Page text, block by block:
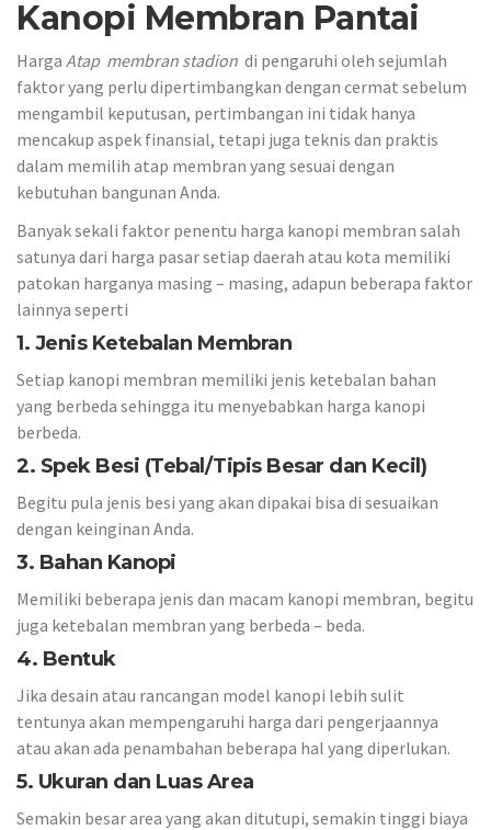
Kanopi Membran Pantai
Harga Atap membran stadion di pengaruhi oleh sejumlah
faktor yang perlu dipertimbangkan dengan cermat sebelum
mengambil keputusan, pertimbangan ini tidak hanya
mencakup aspek finansial, tetapi juga teknis dan praktis
dalam memilih atap membran yang sesuai dengan
kebutuhan bangunan Anda.
Banyak sekali faktor penentu harga kanopi membran salah
satunya dari harga pasar setiap daerah atau kota memiliki
patokan harganya masing – masing, adapun beberapa faktor
lainnya seperti
1. Jenis Ketebalan Membran
Setiap kanopi membran memiliki jenis ketebalan bahan
yang berbeda sehingga itu menyebabkan harga kanopi
berbeda.
2. Spek Besi (Tebal/Tipis Besar dan Kecil)
Begitu pula jenis besi yang akan dipakai bisa di sesuaikan
dengan keinginan Anda.
3. Bahan Kanopi
Memiliki beberapa jenis dan macam kanopi membran, begitu
juga ketebalan membran yang berbeda – beda.
4. Bentuk
Jika desain atau rancangan model kanopi lebih sulit
tentunya akan mempengaruhi harga dari pengerjaannya
atau akan ada penambahan beberapa hal yang diperlukan.
5. Ukuran dan Luas Area
Semakin besar area yang akan ditutupi, semakin tinggi biaya